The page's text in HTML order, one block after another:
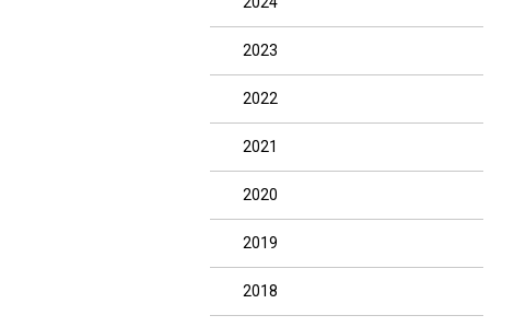
2023
2022
2021
2020
2019
2018